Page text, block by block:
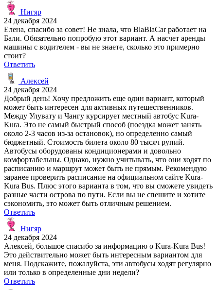
Нигяр
24 декабря 2024
Елена, спасибо за совет! Не знала, что BlaBlaCar работает на
Бали. Обязательно попробую этот вариант. А насчет аренды
машины с водителем - вы не знаете, сколько это примерно
стоит?
Ответить
Алексей
24 декабря 2024
Добрый день! Хочу предложить еще один вариант, который
может быть интересен для активных путешественников.
Между Улувату и Чангу курсирует местный автобус Kura-
Kura. Это не самый быстрый способ (поездка может занять
около 2-3 часов из-за остановок), но определенно самый
бюджетный. Стоимость билета около 80 тысяч рупий.
Автобусы оборудованы кондиционерами и довольно
комфортабельны. Однако, нужно учитывать, что они ходят по
расписанию и маршрут может быть не прямым. Рекомендую
заранее проверить расписание на официальном сайте Kura-
Kura Bus. Плюс этого варианта в том, что вы сможете увидеть
разные части острова по пути. Если вы не спешите и хотите
сэкономить, это может быть отличным решением.
Ответить
Нигяр
24 декабря 2024
Алексей, большое спасибо за информацию о Kura-Kura Bus!
Это действительно может быть интересным вариантом для
меня. Подскажите, пожалуйста, эти автобусы ходят регулярно
или только в определенные дни недели?
Ответить